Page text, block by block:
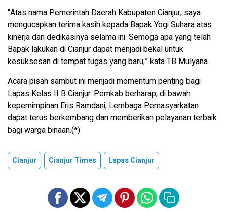
“Atas nama Pemerintah Daerah Kabupaten Cianjur, saya
mengucapkan terima kasih kepada Bapak Yogi Suhara atas
kinerja dan dedikasinya selama ini. Semoga apa yang telah
Bapak lakukan di Cianjur dapat menjadi bekal untuk
kesuksesan di tempat tugas yang baru,” kata TB Mulyana.
Acara pisah sambut ini menjadi momentum penting bagi
Lapas Kelas II B Cianjur. Pemkab berharap, di bawah
kepemimpinan Eris Ramdani, Lembaga Pemasyarkatan
dapat terus berkembang dan memberikan pelayanan terbaik
bagi warga binaan.(*)
Cianjur Cianjur Times Lapas Cianjur